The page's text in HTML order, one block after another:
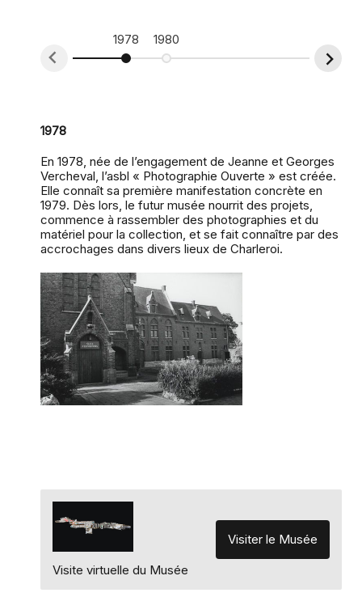
1978 1980
1978
En 1978, née de l’engagement de Jeanne et Georges
Vercheval, l’asbl « Photographie Ouverte » est créée.
Elle connaît sa première manifestation concrète en
1979. Dès lors, le futur musée nourrit des projets,
commence à rassembler des photographies et du
matériel pour la collection, et se fait connaître par des
accrochages dans divers lieux de Charleroi.
Visite virtuelle du Musée
Visiter le Musée